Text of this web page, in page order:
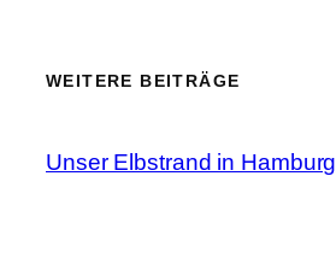
WEITERE BEITRÄGE
Unser Elbstrand in Hamburg